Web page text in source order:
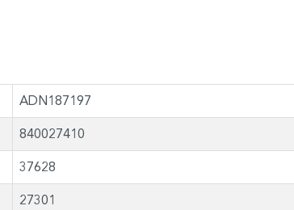
ADN187197
840027410
37628
27301